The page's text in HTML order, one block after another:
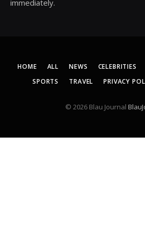
immediately.
HOME ALL NEWS CELEBRITIES
SPORTS
TRAVEL PRIVACY
© 2026 Blau Journal